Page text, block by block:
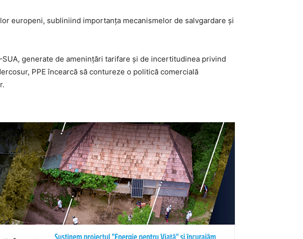
europeni, subliniind importanța mecanismelor de salvgardare și
generate de amenințări tarifare și de incertitudinea privind
PPE încearcă să contureze o politică comercială